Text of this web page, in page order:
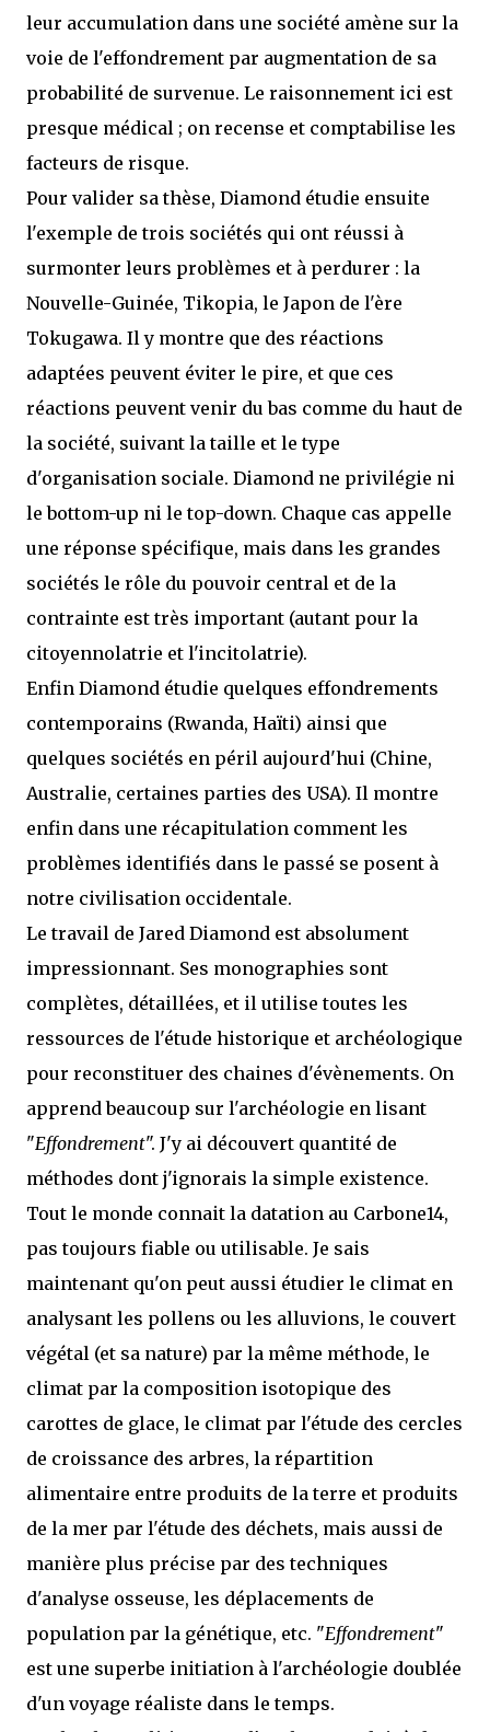
leur accumulation dans une société amène sur la
voie de l'effondrement par augmentation de sa
probabilité de survenue. Le raisonnement ici est
presque médical ; on recense et comptabilise les
facteurs de risque.
Pour valider sa thèse, Diamond étudie ensuite
l'exemple de trois sociétés qui ont réussi à
surmonter leurs problèmes et à perdurer : la
Nouvelle-Guinée, Tikopia, le Japon de l'ère
Tokugawa. Il y montre que des réactions
adaptées peuvent éviter le pire, et que ces
réactions peuvent venir du bas comme du haut de
la société, suivant la taille et le type
d'organisation sociale. Diamond ne privilégie ni
le bottom-up ni le top-down. Chaque cas appelle
une réponse spécifique, mais dans les grandes
sociétés le rôle du pouvoir central et de la
contrainte est très important (autant pour la
citoyennolatrie et l'incitolatrie).
Enfin Diamond étudie quelques effondrements
contemporains (Rwanda, Haïti) ainsi que
quelques sociétés en péril aujourd'hui (Chine,
Australie, certaines parties des USA). Il montre
enfin dans une récapitulation comment les
problèmes identifiés dans le passé se posent à
notre civilisation occidentale.
Le travail de Jared Diamond est absolument
impressionnant. Ses monographies sont
complètes, détaillées, et il utilise toutes les
ressources de l'étude historique et archéologique
pour reconstituer des chaines d'évènements. On
apprend beaucoup sur l'archéologie en lisant
"Effondrement". J'y ai découvert quantité de
méthodes dont j'ignorais la simple existence.
Tout le monde connait la datation au Carbone14,
pas toujours fiable ou utilisable. Je sais
maintenant qu'on peut aussi étudier le climat en
analysant les pollens ou les alluvions, le couvert
végétal (et sa nature) par la même méthode, le
climat par la composition isotopique des
carottes de glace, le climat par l'étude des cercles
de croissance des arbres, la répartition
alimentaire entre produits de la terre et produits
de la mer par l'étude des déchets, mais aussi de
manière plus précise par des techniques
d'analyse osseuse, les déplacements de
population par la génétique, etc. "Effondrement"
est une superbe initiation à l'archéologie doublée
d'un voyage réaliste dans le temps.